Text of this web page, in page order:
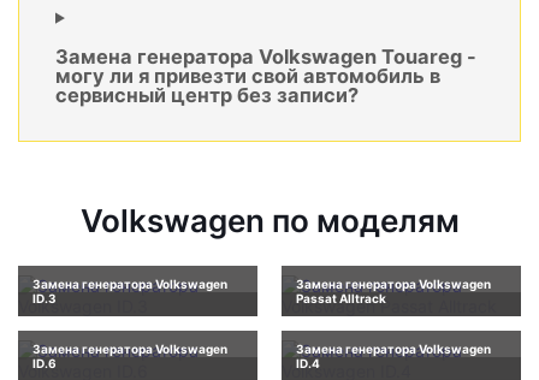
Замена генератора Volkswagen Touareg -
могу ли я привезти свой автомобиль в
сервисный центр без записи?
Volkswagen по моделям
Замена генератора Volkswagen
ID.3
Замена генератора Volkswagen
Passat Alltrack
Замена генератора Volkswagen
ID.6
Замена генератора Volkswagen
ID.4